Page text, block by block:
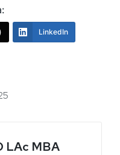
LinkedIn
LAc MBA